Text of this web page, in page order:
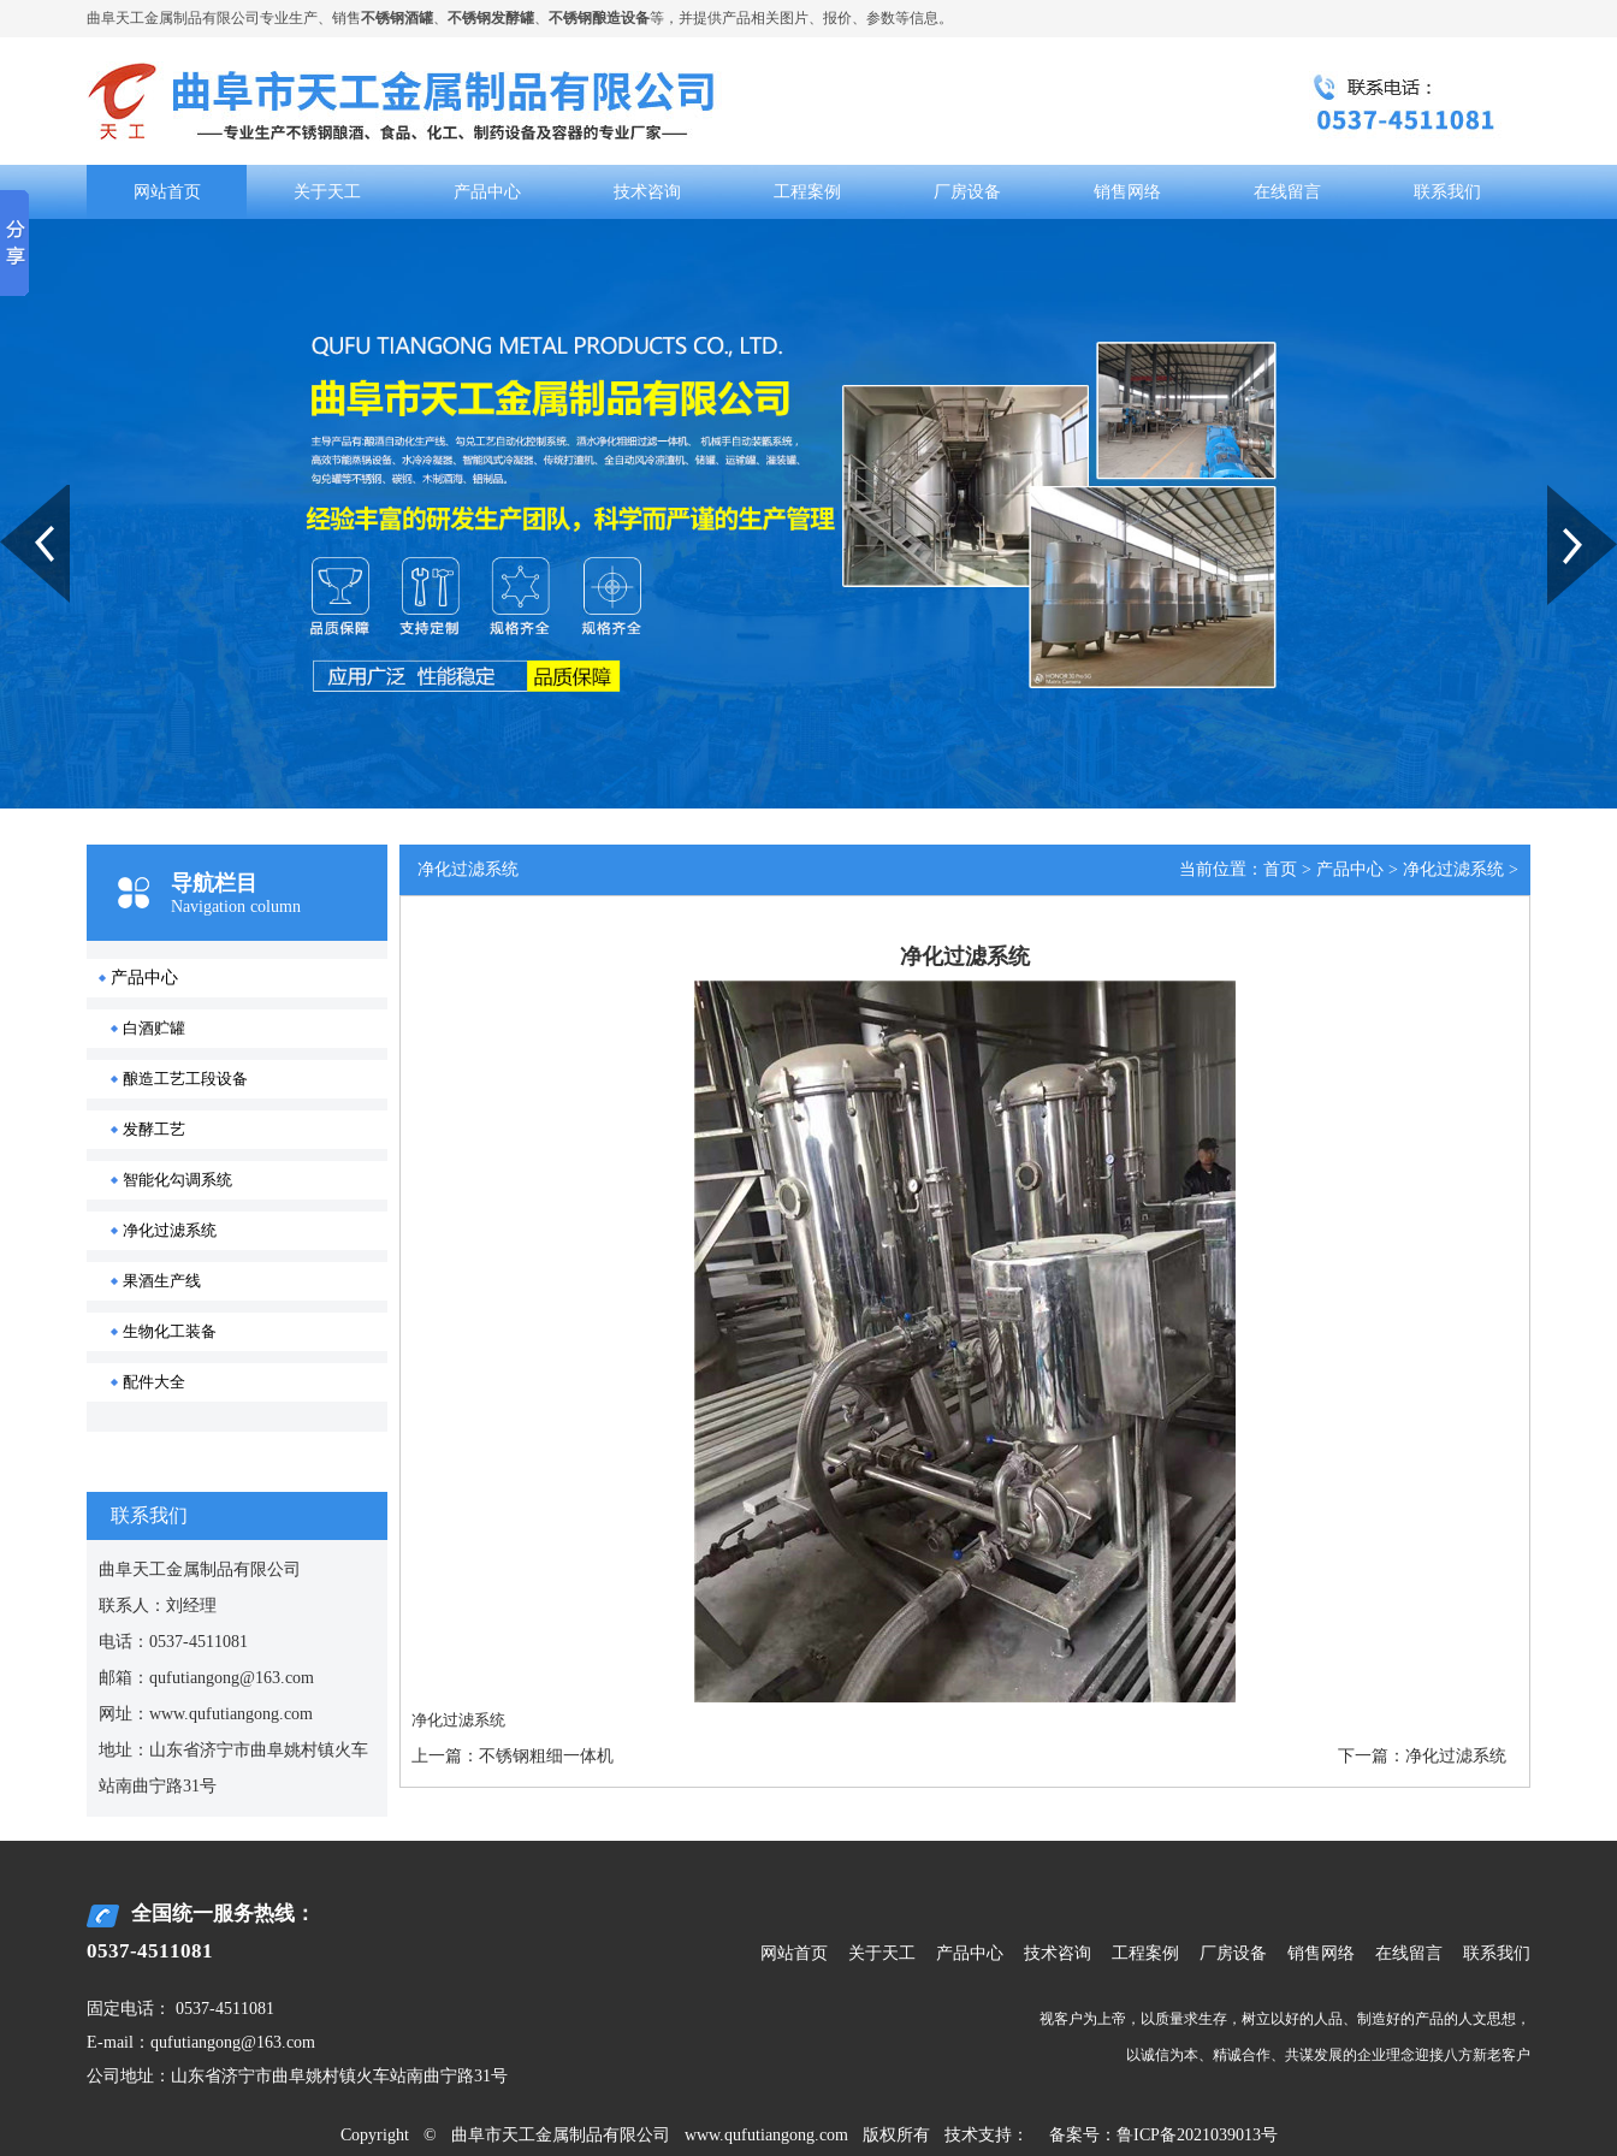
曲阜天工金属制品有限公司专业生产、销售不锈钢酒罐、 不锈钢发酵罐、 不锈钢酿造设备等，并提供产品相关图片、报价、参数等信息。
网站首页 关于天工 产品中心 技术咨询 工程案例 厂房设备 销售网络 在线留言 联系我们
Next
导航栏目
Navigation column
产品中心
白酒贮罐
酿造工艺工段设备
发酵工艺
智能化勾调系统
净化过滤系统
果酒生产线
生物化工装备
配件大全
联系我们
曲阜天工金属制品有限公司
联系人：刘经理
电话：0537-4511081
邮箱：qufutiangong@163.com
网址：www.qufutiangong.com
地址：山东省济宁市曲阜姚村镇火车
站南曲宁路31号
当前位置： 首页 > 产品中心 > 净化过滤系统 >
净化过滤系统
净化过滤系统
净化过滤系统
上一篇： 不锈钢粗细一体机 下一篇： 净化过滤系统
全国统一服务热线：
0537-4511081
固定电话： 0537-4511081
E-mail：qufutiangong@163.com
公司地址：山东省济宁市曲阜姚村镇火车站南曲宁路31号
网站首页 关于天工 产品中心 技术咨询 工程案例 厂房设备 销售网络 在线留言 联系我们
视客户为上帝，以质量求生存，树立以好的人品、制造好的产品的人文思想，
以诚信为本、精诚合作、共谋发展的企业理念迎接八方新老客户
Copyright © 曲阜市天工金属制品有限公司 www.qufutiangong.com 版权所有 技术支持： 备案号： 鲁ICP备2021039013号